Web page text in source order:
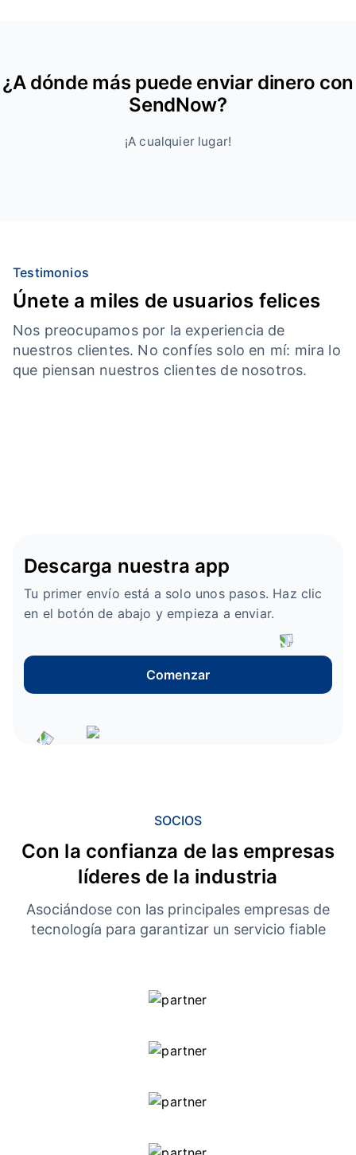
¿A dónde más puede enviar dinero con
SendNow?
¡A cualquier lugar!
Testimonios
Únete a miles de usuarios felices
Nos preocupamos por la experiencia de
nuestros clientes. No confíes solo en mí: mira lo
que piensan nuestros clientes de nosotros.
Descarga nuestra app
Tu primer envío está a solo unos pasos. Haz clic
en el botón de abajo y empieza a enviar.
Comenzar
SOCIOS
Con la confianza de las empresas
líderes de la industria
Asociándose con las principales empresas de
tecnología para garantizar un servicio fiable